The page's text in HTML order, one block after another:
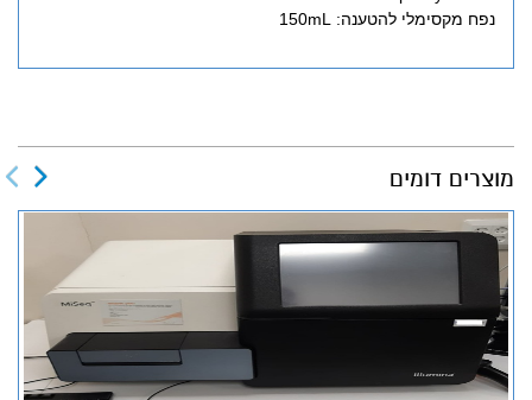
נפח מקסימלי להטענה: 150mL
מוצרים דומים